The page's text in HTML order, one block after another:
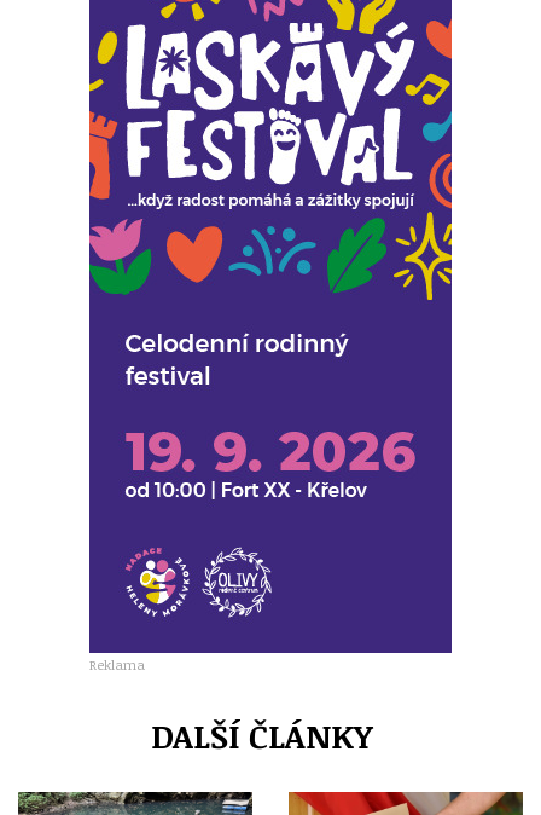
Reklama
DALŠÍ ČLÁNKY